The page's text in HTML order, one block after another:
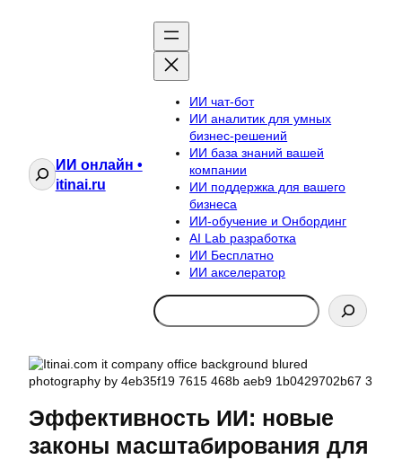
ПоискИИ онлайн •
itinai.ru
ИИ чат-бот
ИИ аналитик для умных
бизнес-решений
ИИ база знаний вашей
компании
ИИ поддержка для вашего
бизнеса
ИИ-обучение и Онбординг
AI Lab разработка
ИИ Бесплатно
ИИ акселератор
Search
Эффективность ИИ: новые
законы масштабирования для